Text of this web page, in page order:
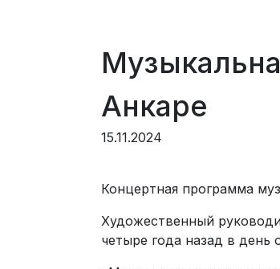
Анкаре
15.11.2024
Концертная программа
Художественный
четыре года назад в день